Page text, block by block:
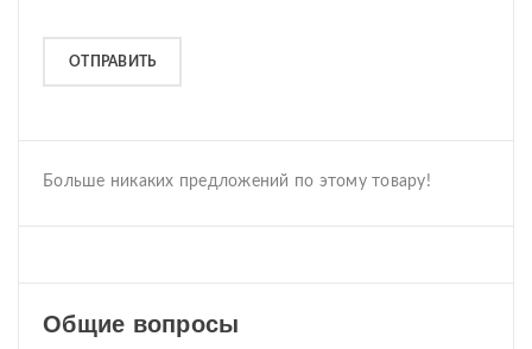
Больше никаких предложений по этому товару!
Общие вопросы